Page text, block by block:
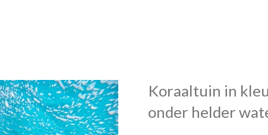
Koraaltuin in
onder helder